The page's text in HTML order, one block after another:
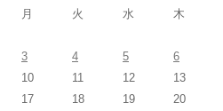
月
火 水 木
3
4 5 6
10
11 12 13
17
18 19 20